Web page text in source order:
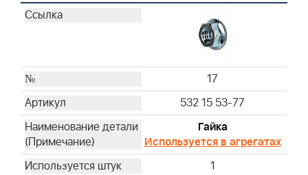
17
532 15 53-77
Гайка
Используется в агрегатах
1